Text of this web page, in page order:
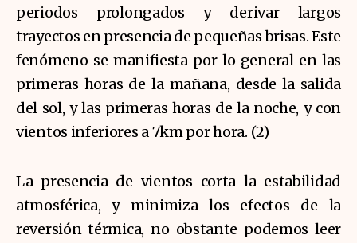
periodos prolongados y derivar largos
trayectos en presencia de pequeñas brisas. Este
fenómeno se manifiesta por lo general en las
primeras horas de la mañana, desde la salida
del sol, y las primeras horas de la noche, y con
vientos inferiores a 7km por hora. (2)
La presencia de vientos corta la estabilidad
atmosférica, y minimiza los efectos de la
reversión térmica, no obstante podemos leer